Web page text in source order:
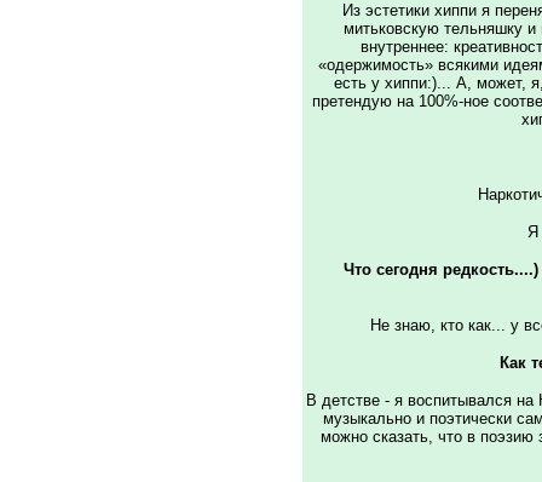
Из эстетики хиппи я
митьковскую тельняшку
внутреннее:
«одержимость» всякими
есть у хиппи:)... А, может,
претендую на 100%-ное
Я
Что сегодня
Не знаю, кто как... у
Как
В детстве - я воспитывался
музыкально и поэтически
можно сказать, что в поэзию